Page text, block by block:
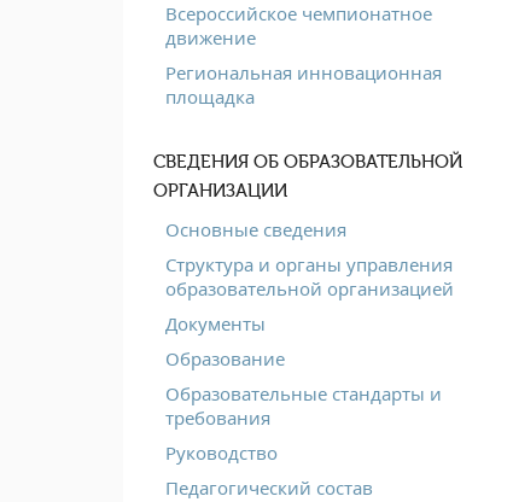
Всероссийское чемпионатное
движение
Региональная инновационная
площадка
СВЕДЕНИЯ ОБ ОБРАЗОВАТЕЛЬНОЙ
ОРГАНИЗАЦИИ
Основные сведения
Структура и органы управления
образовательной организацией
Документы
Образование
Образовательные стандарты и
требования
Руководство
Педагогический состав